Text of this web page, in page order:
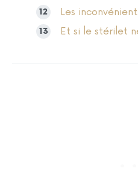
Les
Et si le stérilet